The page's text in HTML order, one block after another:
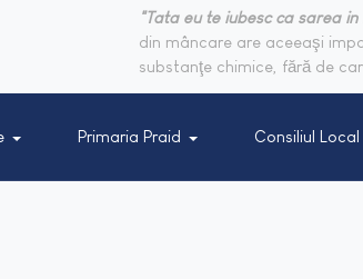
"Tata eu te iubesc ca sarea
din mâncare are aceeaşi
substanţe chimice, fără de
Primaria Praid Consiliul Local